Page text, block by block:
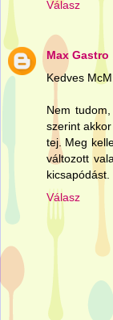
Válasz
Max Gastro
Kedves
Nem
szerint
tej. Meg
változott
kicsapódást.
Válasz